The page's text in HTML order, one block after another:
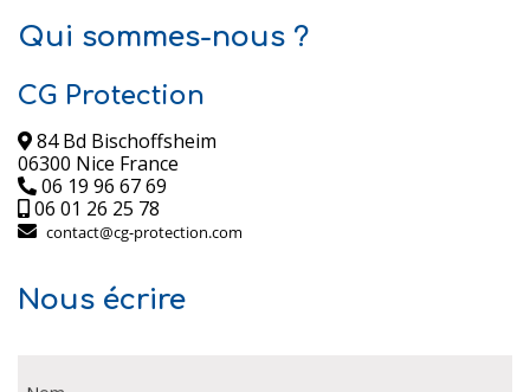
Qui sommes-nous ?
CG Protection
84 Bd Bischoffsheim
06300 Nice France
06 19 96 67 69
06 01 26 25 78
Nous écrire